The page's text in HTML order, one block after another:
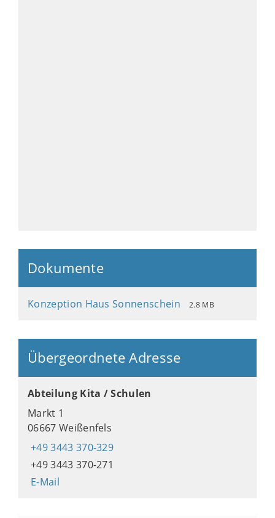
Dokumente
Konzeption Haus Sonnenschein 2.8 MB
Übergeordnete Adresse
Abteilung Kita / Schulen
Markt 1
06667 Weißenfels
+49 3443 370-329
+49 3443 370-271
E-Mail